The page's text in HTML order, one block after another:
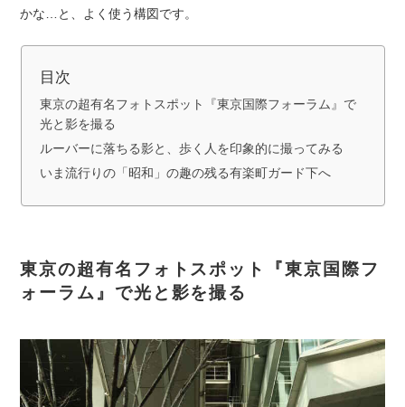
かな…と、よく使う構図です。
目次
東京の超有名フォトスポット『東京国際フォーラム』で
光と影を撮る
ルーバーに落ちる影と、歩く人を印象的に撮ってみる
いま流行りの「昭和」の趣の残る有楽町ガード下へ
東京の超有名フォトスポット『東京国際フ
ォーラム』で光と影を撮る